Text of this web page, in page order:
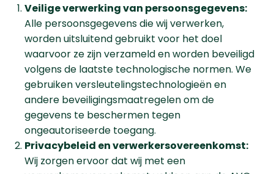
Veilige verwerking van persoonsgegevens:
Alle persoonsgegevens die wij verwerken,
worden uitsluitend gebruikt voor het doel
waarvoor ze zijn verzameld en worden beveiligd
volgens de laatste technologische normen. We
gebruiken versleutelingstechnologieën en
andere beveiligingsmaatregelen om de
gegevens te beschermen tegen
ongeautoriseerde toegang.
Privacybeleid en verwerkersovereenkomst:
Wij zorgen ervoor dat wij met een